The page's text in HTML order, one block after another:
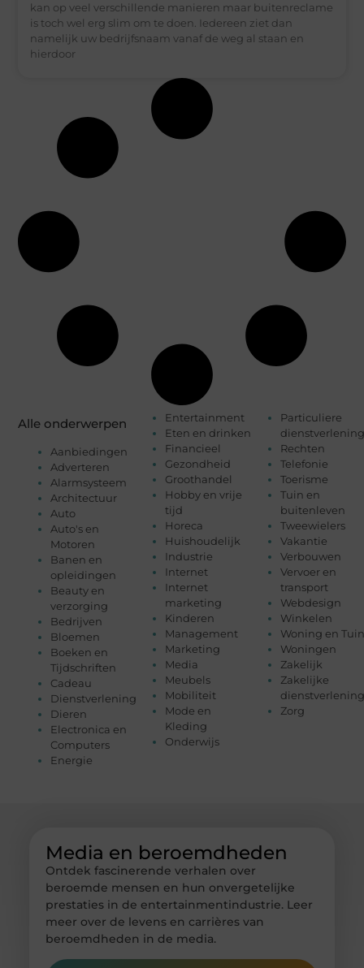
kan op veel verschillende manieren maar buitenreclame
is toch wel erg slim om te doen. Iedereen ziet dan
namelijk uw bedrijfsnaam vanaf de weg al staan en
hierdoor
Alle onderwerpen
Aanbiedingen
Adverteren
Alarmsysteem
Architectuur
Auto
Auto's en
Motoren
Banen en
opleidingen
Beauty en
verzorging
Bedrijven
Bloemen
Boeken en
Tijdschriften
Cadeau
Dienstverlening
Dieren
Electronica en
Computers
Energie
Entertainment
Eten en drinken
Financieel
Gezondheid
Groothandel
Hobby en vrije
tijd
Horeca
Huishoudelijk
Industrie
Internet
Internet
marketing
Kinderen
Management
Marketing
Media
Meubels
Mobiliteit
Mode en
Kleding
Onderwijs
Particuliere
dienstverlening
Rechten
Telefonie
Toerisme
Tuin en
buitenleven
Tweewielers
Vakantie
Verbouwen
Vervoer en
transport
Webdesign
Winkelen
Woning en Tuin
Woningen
Zakelijk
Zakelijke
dienstverlening
Zorg
Media en beroemdheden
Ontdek fascinerende verhalen over
beroemde mensen en hun onvergetelijke
prestaties in de entertainmentindustrie. Leer
meer over de levens en carrières van
beroemdheden in de media.